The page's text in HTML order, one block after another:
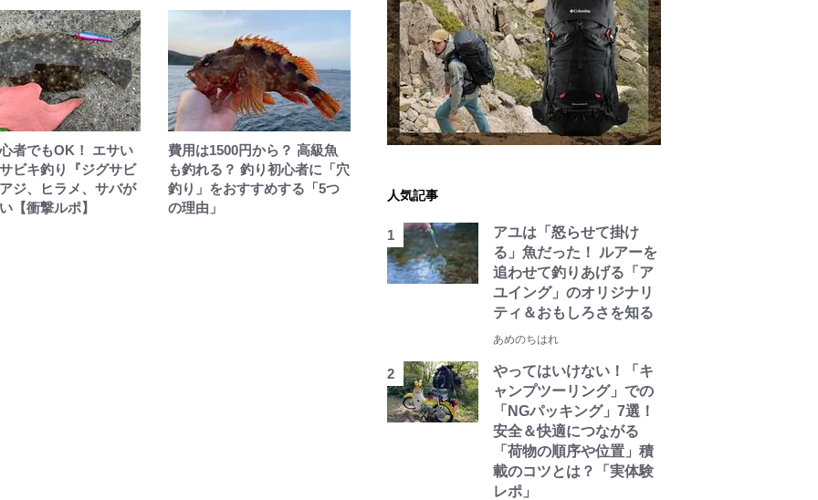
者でもOK！ エサい
ビキ釣り『ジグサビ
ジ、ヒラメ、サバが
【衝撃ルポ】
費用は1500円から？ 高級魚
も釣れる？ 釣り初心者に「穴
釣り」をおすすめする「5つ
の理由」
人気記事
アユは「怒らせて掛け
る」魚だった！ ルアーを
追わせて釣りあげる「ア
ユイング」のオリジナリ
ティ＆おもしろさを知る
あめのちはれ
やってはいけない！「キ
ャンプツーリング」での
「NGパッキング」7選！
安全＆快適につながる
「荷物の順序や位置」積
載のコツとは？「実体験
レポ」